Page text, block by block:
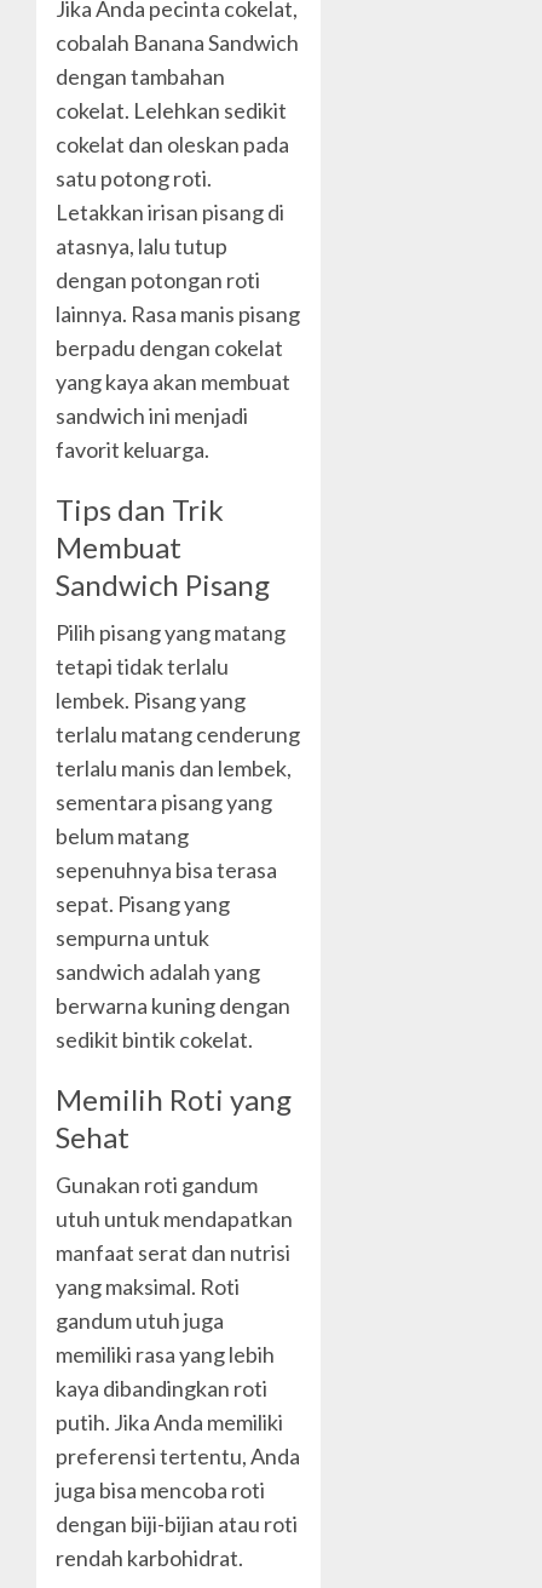
Jika Anda pecinta cokelat,
cobalah Banana Sandwich
dengan tambahan
cokelat. Lelehkan sedikit
cokelat dan oleskan pada
satu potong roti.
Letakkan irisan pisang di
atasnya, lalu tutup
dengan potongan roti
lainnya. Rasa manis pisang
berpadu dengan cokelat
yang kaya akan membuat
sandwich ini menjadi
favorit keluarga.
Tips dan Trik
Membuat
Sandwich Pisang
Pilih pisang yang matang
tetapi tidak terlalu
lembek. Pisang yang
terlalu matang cenderung
terlalu manis dan lembek,
sementara pisang yang
belum matang
sepenuhnya bisa terasa
sepat. Pisang yang
sempurna untuk
sandwich adalah yang
berwarna kuning dengan
sedikit bintik cokelat.
Memilih Roti yang
Sehat
Gunakan roti gandum
utuh untuk mendapatkan
manfaat serat dan nutrisi
yang maksimal. Roti
gandum utuh juga
memiliki rasa yang lebih
kaya dibandingkan roti
putih. Jika Anda memiliki
preferensi tertentu, Anda
juga bisa mencoba roti
dengan biji-bijian atau roti
rendah karbohidrat.